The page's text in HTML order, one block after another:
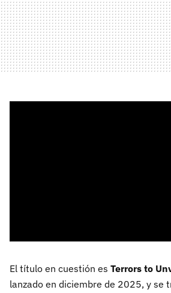
El título en cuestión es Terrors to
lanzado en diciembre de 2025, y se